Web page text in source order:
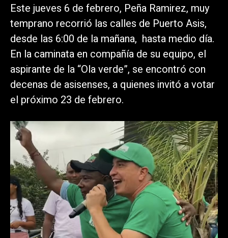
Este jueves 6 de febrero, Peña Ramirez, muy
temprano recorrió las calles de Puerto Asis,
desde las 6:00 de la mañana, hasta medio día.
En la caminata en compañía de su equipo, el
aspirante de la “Ola verde”, se encontró con
decenas de asisenses, a quienes invitó a votar
el próximo 23 de febrero.